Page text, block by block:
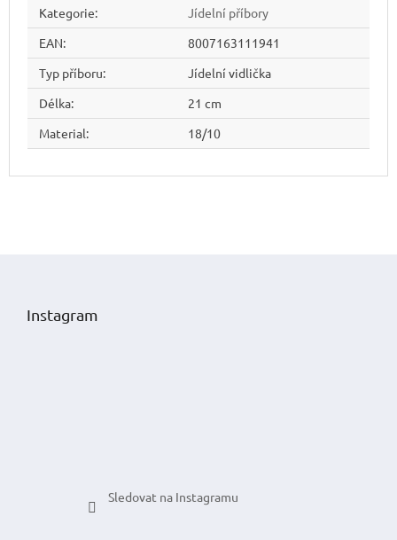
Kategorie:
Jídelní příbory
EAN:
8007163111941
Typ příboru:
Jídelní vidlička
Délka:
21 cm
Material: 18/10
Instagram
Sledovat na Instagramu